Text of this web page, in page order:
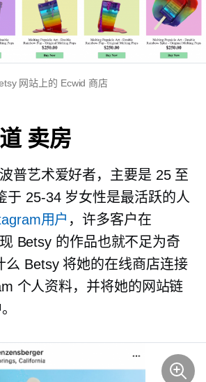
网站上的 Ecwid 商店
卖房
普艺术爱好者，主要是 25 至
于 25-34岁女性是最活跃的人
用户 ，许多客户在
Betsy 的作品也就不足为奇
么 Betsy 将她的在线商店连接
个人资料，并将她的网站链